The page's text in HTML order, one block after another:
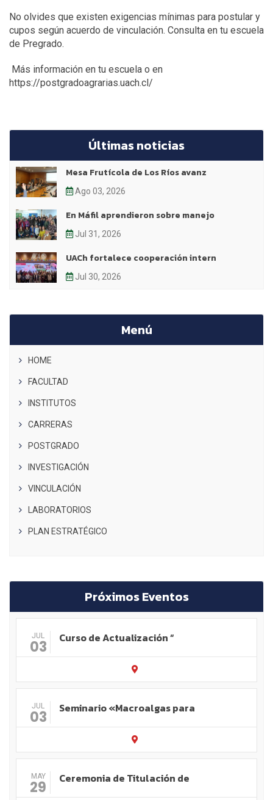
No olvides que existen exigencias mínimas para postular y
cupos según acuerdo de vinculación. Consulta en tu escuela
de Pregrado.
Más información en tu escuela o en
https://postgradoagrarias.uach.cl/
Últimas noticias
Mesa Frutícola de Los Ríos avanz
Ago 03, 2026
En Máfil aprendieron sobre manejo
Jul 31, 2026
UACh fortalece cooperación intern
Jul 30, 2026
Menú
HOME
FACULTAD
INSTITUTOS
CARRERAS
POSTGRADO
INVESTIGACIÓN
VINCULACIÓN
LABORATORIOS
PLAN ESTRATÉGICO
Próximos Eventos
JUL
03 Curso de Actualización “
JUL
03 Seminario «Macroalgas para
MAY
29 Ceremonia de Titulación de